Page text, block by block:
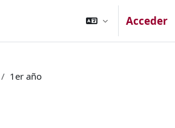
Acceder
1er año